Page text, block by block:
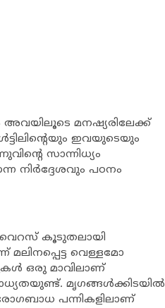
അവയിലൂടെ മനഷ്യരിലേക്ക്
ഇവയുടെയും
സാന്നിധ്യം
നിര്‍ദ്ദേശവും പഠനം
കൂടുതലായി
വെള്ളമോ
ഒരു മാവിലാണ്
മൃഗങ്ങള്‍ക്കിടയില്‍
പന്നികളിലാണ്